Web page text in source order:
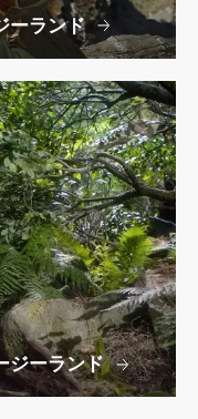
ーランド
ジーランド